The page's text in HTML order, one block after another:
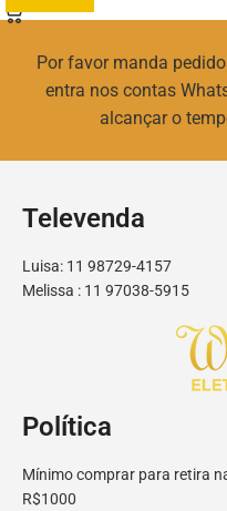
Por favor manda
entra nos contas
alcançar o
Televenda
Luisa: 11 98729-4157
Melissa : 11 97038-5915
Política
Mínimo comprar para retira
R$1000